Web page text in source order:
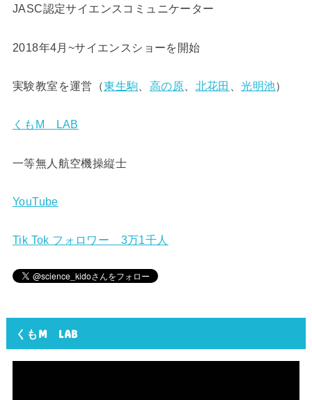
JASC認定サイエンスコミュニケーター
2018年4月~サイエンスショーを開始
実験教室を運営（東生駒 高の原 北花田 、光明池）
くもM LAB
一等無人航空機操縦士
YouTube
Tik Tok フォロワー 3万1千人
くもM LAB